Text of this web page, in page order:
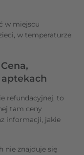
w miejscu
w temperaturze
refundacyjnej, to
tam ceny
informacji, jakie
nie znajduje się